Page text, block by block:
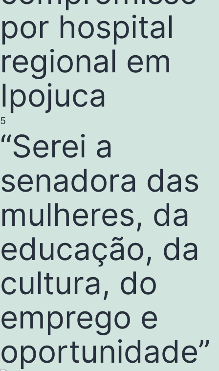
por hospital
regional em
Ipojuca
5
“Serei a
senadora das
mulheres, da
educação, da
cultura, do
emprego e
oportunidade”